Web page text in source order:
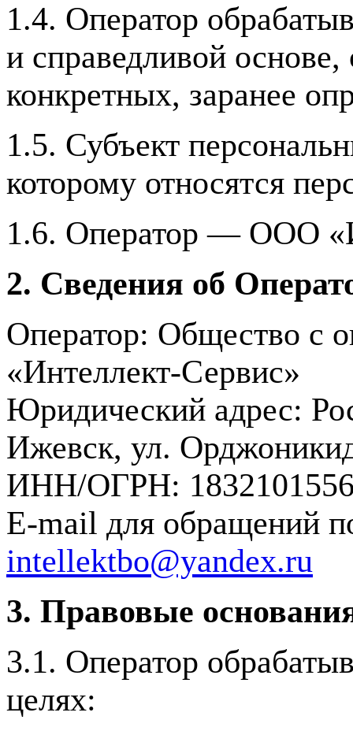
1.4. Оператор
и справедливой
конкретных, заранее
1.5. Субъект
которому относятся
1.6. Оператор — ООО
2. Сведения об
Оператор: Общество с
«Интеллект-Сервис»
Юридический адрес:
Ижевск, ул.
ИНН/ОГРН: 1832101556
E-mail для обращений
intellektbo@yandex.ru
3. Правовые
3.1. Оператор
целях: